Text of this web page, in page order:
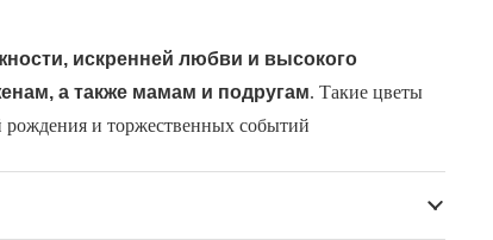
искренней любви и высокого
а также мамам и подругам. Такие цветы
рождения и торжественных событий